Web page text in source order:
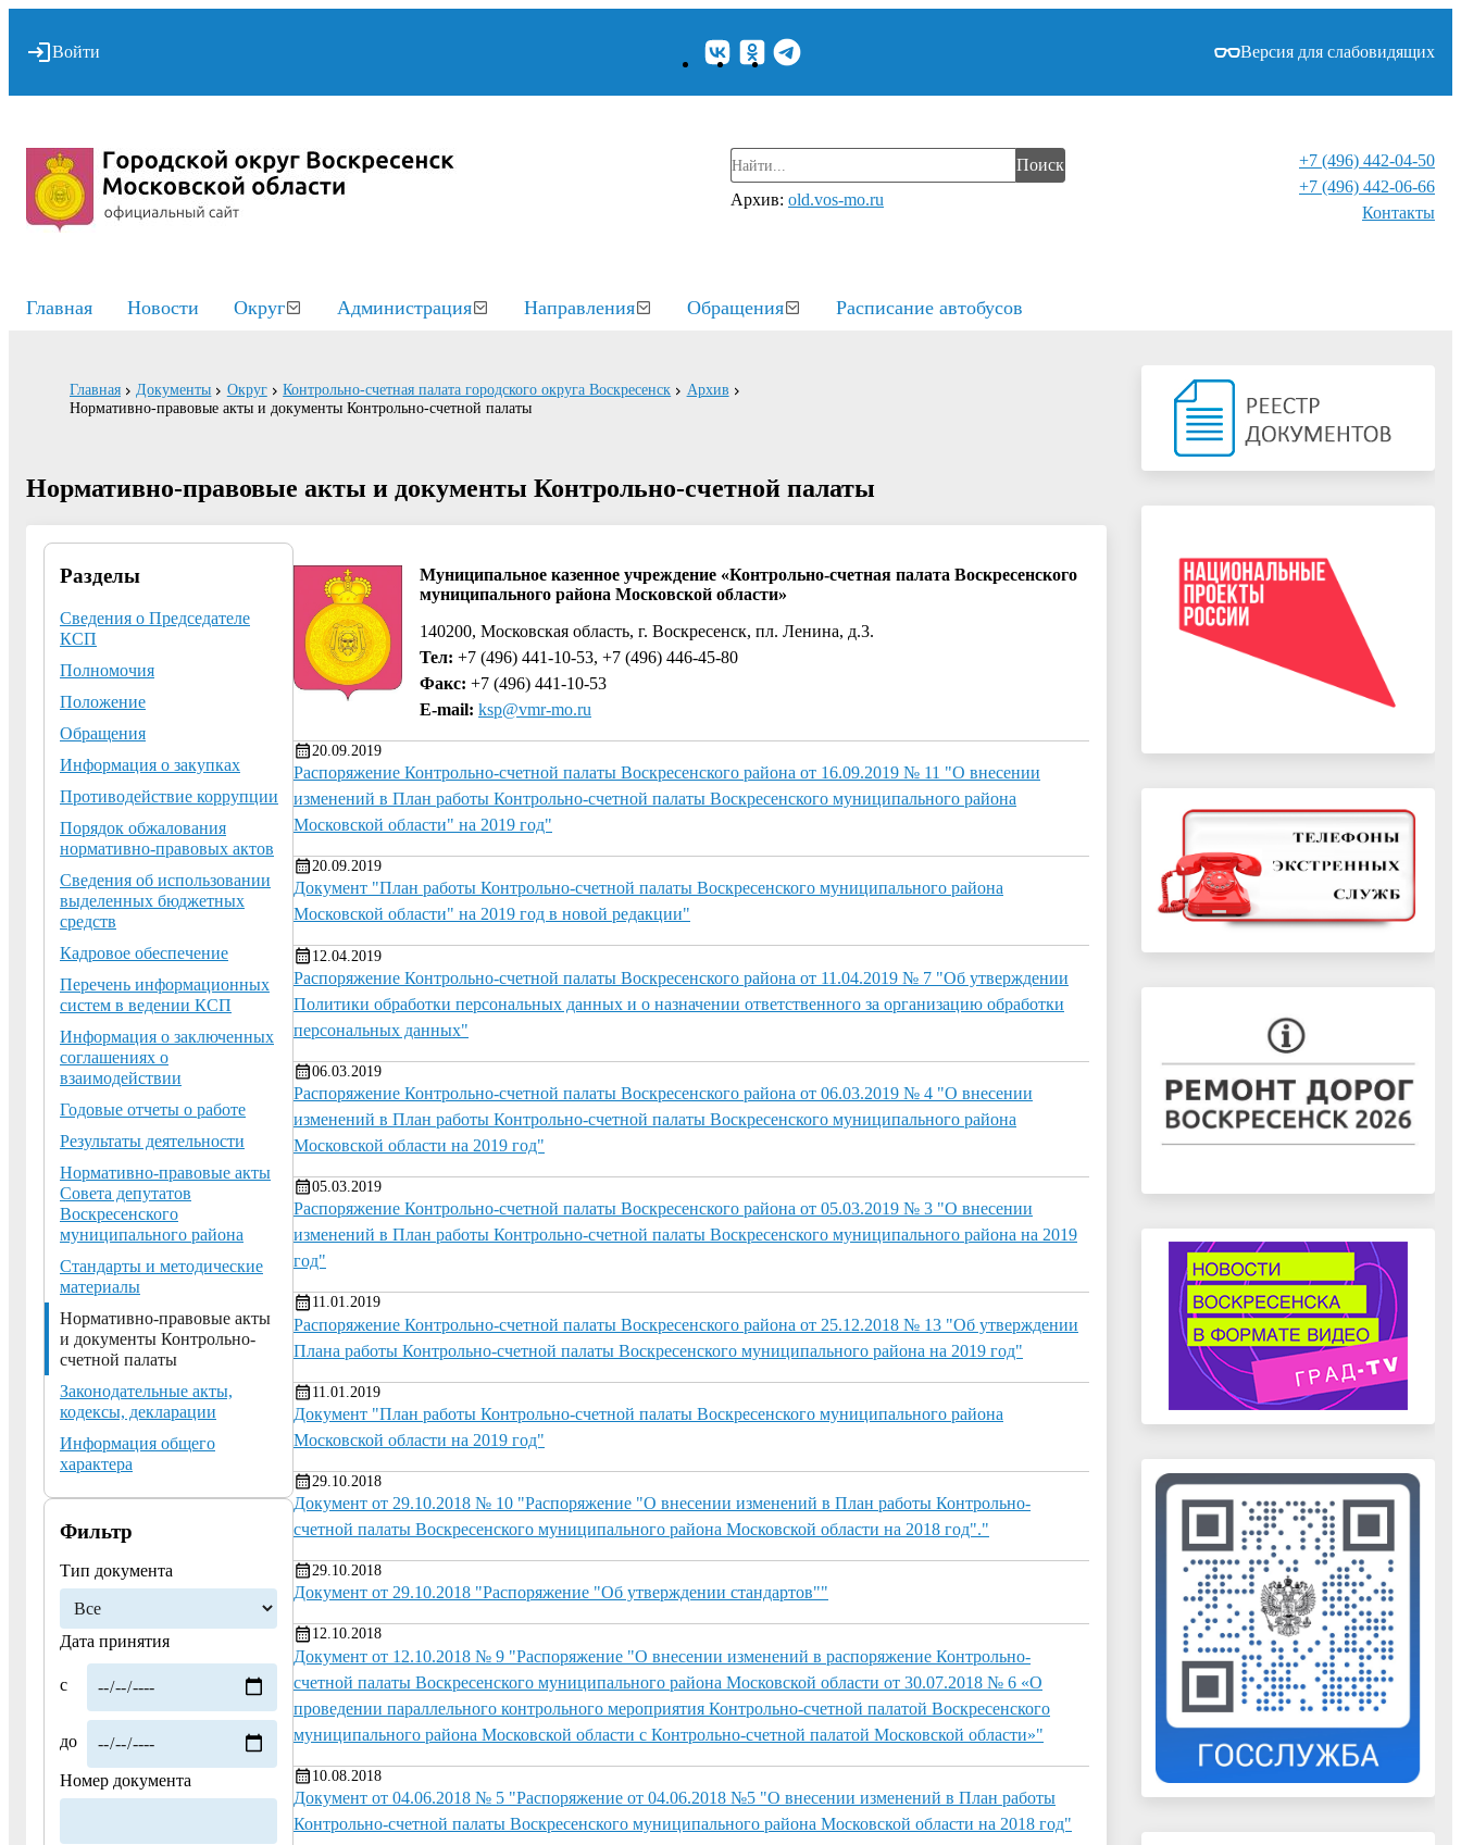
Войти Версия для слабовидящих
Поиск
Архив: old.vos-mo.ru
+7 (496) 442-04-50
+7 (496) 442-06-66
Контакты⁠
Главная Новости Округ Администрация Направления Обращения Расписание автобусов
Главная Документы Округ Контрольно-счетная палата городского округа Воскресенск
Архив
Нормативно-правовые акты и документы Контрольно-счетной палаты
Нормативно-правовые акты и документы Контрольно-счетной палаты
Разделы
Сведения о Председателе
КСП
Полномочия
Положение
Обращения
Информация о закупках
Противодействие коррупции
Порядок обжалования
нормативно-правовых актов
Сведения об использовании
выделенных бюджетных
средств
Кадровое обеспечение
Перечень информационных
систем в ведении КСП
Информация о заключенных
соглашениях о
взаимодействии
Годовые отчеты о работе
Результаты деятельности
Нормативно-правовые акты
Совета депутатов
Воскресенского
муниципального района
Стандарты и методические
материалы
Нормативно-правовые акты
и документы Контрольно-
счетной палаты
Законодательные акты,
кодексы, декларации
Информация общего
характера
Фильтр
Тип документа
Дата принятия
с
до
Номер документа
Муниципальное казенное учреждение «Контрольно-счетная палата Воскресенского
муниципального района Московской области»
140200, Московская область, г. Воскресенск, пл. Ленина, д.3.
Тел: +7 (496) 441-10-53, +7 (496) 446-45-80
Факс: +7 (496) 441-10-53
E-mail: ksp@vmr-mo.ru
20.09.2019
Распоряжение Контрольно-счетной палаты Воскресенского района от 16.09.2019 № 11 "О внесении
изменений в План работы Контрольно-счетной палаты Воскресенского муниципального района
Московской области" на 2019 год"
20.09.2019
Документ "План работы Контрольно-счетной палаты Воскресенского муниципального района
Московской области" на 2019 год в новой редакции"
12.04.2019
Распоряжение Контрольно-счетной палаты Воскресенского района от 11.04.2019 № 7 "Об утверждении
Политики обработки персональных данных и о назначении ответственного за организацию обработки
персональных данных"
06.03.2019
Распоряжение Контрольно-счетной палаты Воскресенского района от 06.03.2019 № 4 "О внесении
изменений в План работы Контрольно-счетной палаты Воскресенского муниципального района
Московской области на 2019 год"
05.03.2019
Распоряжение Контрольно-счетной палаты Воскресенского района от 05.03.2019 № 3 "О внесении
изменений в План работы Контрольно-счетной палаты Воскресенского муниципального района на 2019
год"
11.01.2019
Распоряжение Контрольно-счетной палаты Воскресенского района от 25.12.2018 № 13 "Об утверждении
Плана работы Контрольно-счетной палаты Воскресенского муниципального района на 2019 год"
11.01.2019
Документ "План работы Контрольно-счетной палаты Воскресенского муниципального района
Московской области на 2019 год"
29.10.2018
Документ от 29.10.2018 № 10 "Распоряжение "О внесении изменений в План работы Контрольно-
счетной палаты Воскресенского муниципального района Московской области на 2018 год"."
29.10.2018
Документ от 29.10.2018 "Распоряжение "Об утверждении стандартов""
12.10.2018
Документ от 12.10.2018 № 9 "Распоряжение "О внесении изменений в распоряжение Контрольно-
счетной палаты Воскресенского муниципального района Московской области от 30.07.2018 № 6 «О
проведении параллельного контрольного мероприятия Контрольно-счетной палатой Воскресенского
муниципального района Московской области с Контрольно-счетной палатой Московской области»"
10.08.2018
Документ от 04.06.2018 № 5 "Распоряжение от 04.06.2018 №5 "О внесении изменений в План работы
Контрольно-счетной палаты Воскресенского муниципального района Московской области на 2018 год"